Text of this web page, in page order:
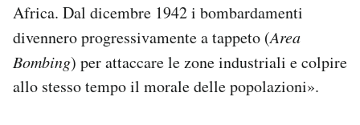
Africa. Dal dicembre 1942 i bombardamenti
divennero progressivamente a tappeto (Area
Bombing) per attaccare le zone industriali e colpire
allo stesso tempo il morale delle popolazioni».